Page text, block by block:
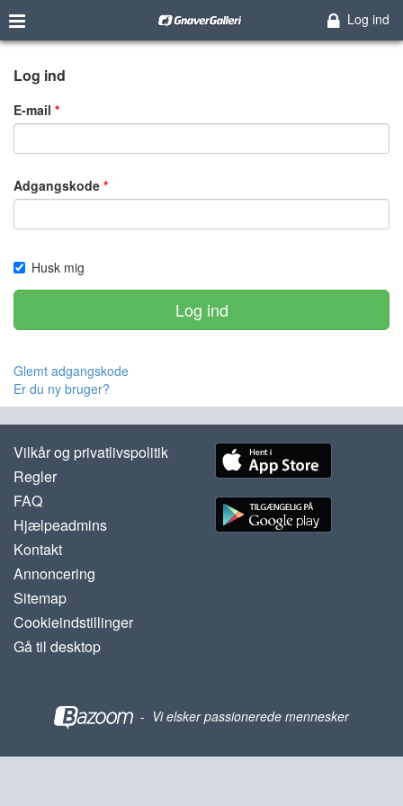
Log ind
Log ind
E-mail
Adgangskode
Husk mig
Log ind
Glemt adgangskode
Er du ny bruger?
Vilkår og privatlivspolitik
Regler
FAQ
Hjælpeadmins
Kontakt
Annoncering
Sitemap
Cookieindstillinger
Gå til desktop
- Vi elsker passionerede mennesker